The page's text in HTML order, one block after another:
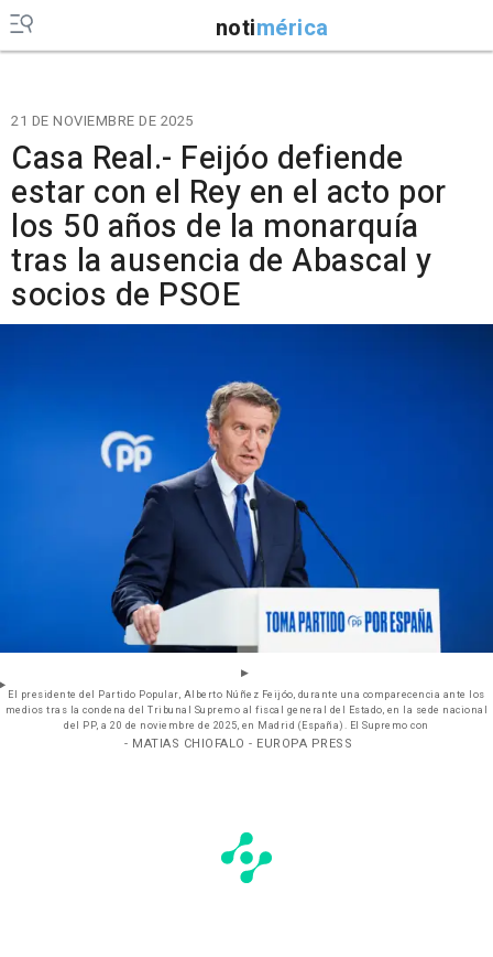
notimérica
21 DE NOVIEMBRE DE 2025
Casa Real.- Feijóo defiende
estar con el Rey en el acto por
los 50 años de la monarquía
tras la ausencia de Abascal y
socios de PSOE
El presidente del Partido Popular, Alberto Núñez Feijóo, durante una comparecencia ante los
medios tras la condena del Tribunal Supremo al fiscal general del Estado, en la sede nacional
del PP, a 20 de noviembre de 2025, en Madrid (España). El Supremo con
- MATIAS CHIOFALO - EUROPA PRESS